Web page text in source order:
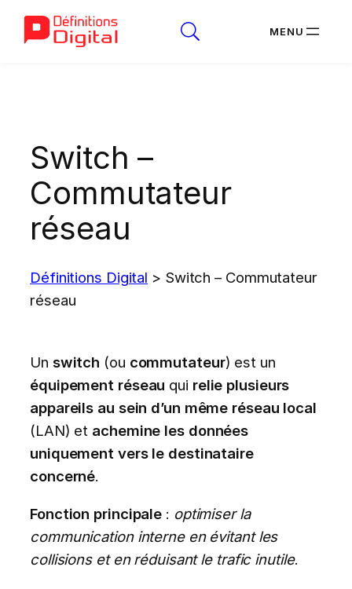
Switch –
Commutateur
réseau
Définitions Digital > Switch – Commutateur
réseau
Un switch (ou commutateur) est un
équipement réseau qui relie plusieurs
appareils au sein d’un même réseau local
(LAN) et achemine les données
uniquement vers le destinataire
concerné.
Fonction principale : optimiser la
communication interne en évitant les
collisions et en réduisant le trafic inutile.